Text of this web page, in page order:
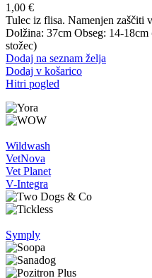
1,00 €
Tulec iz flisa. Namenjen zaščiti
Dolžina: 37cm Obseg: 14-
stožec)
Dodaj na seznam želja
Dodaj v košarico
Hitri pogled
Wildwash
VetNova
Vet Planet
V-Integra
Symply